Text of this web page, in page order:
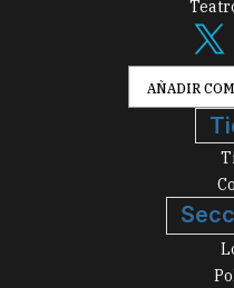
AÑADIR